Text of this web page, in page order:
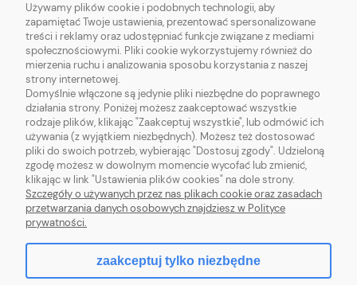
O NAS
OBSŁUGA KLIENTA
POMOC
MOJE KONTO
Używamy plików cookie i podobnych technologii, aby
zapamiętać Twoje ustawienia, prezentować spersonalizowane
treści i reklamy oraz udostępniać funkcje związane z mediami
społecznościowymi. Pliki cookie wykorzystujemy również do
mierzenia ruchu i analizowania sposobu korzystania z naszej
strony internetowej.
Domyślnie włączone są jedynie pliki niezbędne do poprawnego
działania strony. Poniżej możesz zaakceptować wszystkie
rodzaje plików, klikając "Zaakceptuj wszystkie", lub odmówić ich
używania (z wyjątkiem niezbędnych). Możesz też dostosować
pliki do swoich potrzeb, wybierając "Dostosuj zgody". Udzieloną
zgodę możesz w dowolnym momencie wycofać lub zmienić,
klikając w link "Ustawienia plików cookies" na dole strony.
Szczegóły o używanych przez nas plikach cookie oraz zasadach
przetwarzania danych osobowych znajdziesz w Polityce
prywatności.
zaakceptuj tylko niezbędne